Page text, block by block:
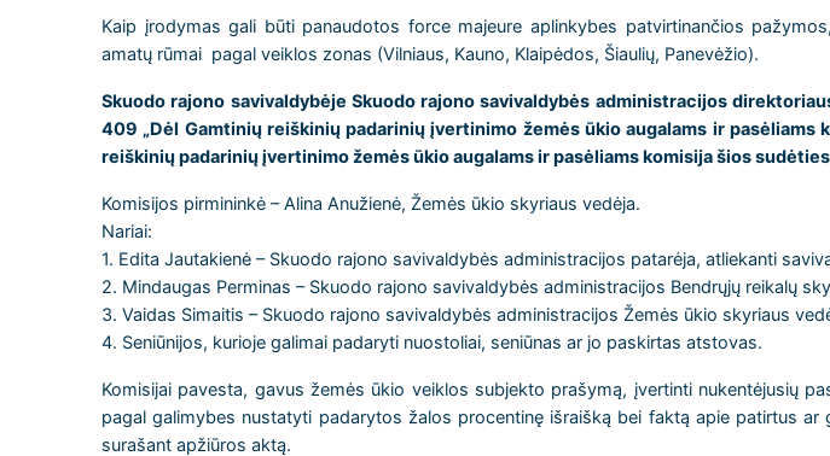
Kaip įrodymas gali būti panaudotos force majeure aplinkybes patvirtinančios
amatų rūmai pagal veiklos zonas (Vilniaus, Kauno, Klaipėdos, Šiaulių, Panevėžio).
Skuodo rajono savivaldybėje Skuodo rajono savivaldybės administracijos
409 „Dėl Gamtinių reiškinių padarinių įvertinimo žemės ūkio augalams ir pasėliams
reiškinių padarinių įvertinimo žemės ūkio augalams ir pasėliams komisija šios
Komisijos pirmininkė – Alina Anužienė, Žemės ūkio skyriaus vedėja.
Nariai:
1. Edita Jautakienė – Skuodo rajono savivaldybės administracijos patarėja, atliekanti
2. Mindaugas Perminas – Skuodo rajono savivaldybės administracijos Bendrųjų reikalų
3. Vaidas Simaitis – Skuodo rajono savivaldybės administracijos Žemės ūkio skyriaus
4. Seniūnijos, kurioje galimai padaryti nuostoliai, seniūnas ar jo paskirtas atstovas.
Komisijai pavesta, gavus žemės ūkio veiklos subjekto prašymą, įvertinti nukentėjusių
pagal galimybes nustatyti padarytos žalos procentinę išraišką bei faktą apie patirtus
surašant apžiūros aktą.